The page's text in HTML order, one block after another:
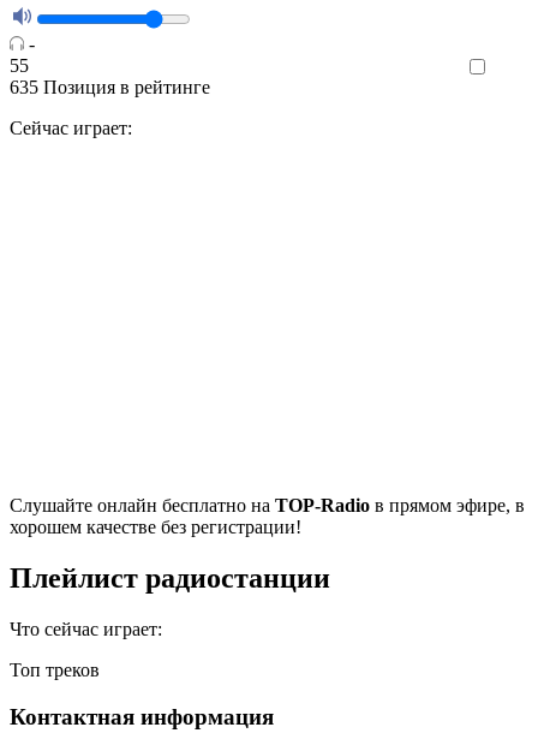
-
55
635 Позиция в рейтинге
Сейчас играет:
Cлушайте онлайн бесплатно на TOP-Radio в прямом эфире, в
хорошем качестве без регистрации!
Плейлист радиостанции
Что сейчас играет:
Топ треков
Контактная информация